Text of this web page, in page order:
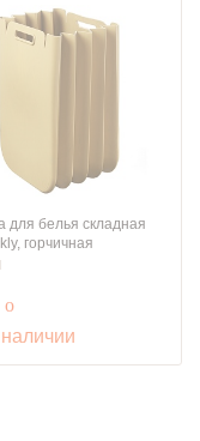
для белья складная
горчичная
руб.
o